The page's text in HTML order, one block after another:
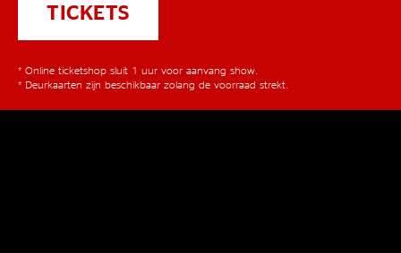
TICKETS
* Online ticketshop sluit 1 uur voor aanvang show.
* Deurkaarten zijn beschikbaar zolang de voorraad strekt.